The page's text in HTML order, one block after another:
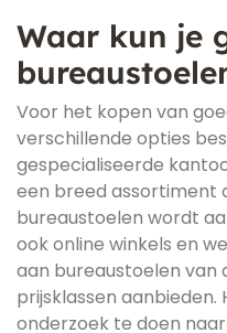
Waar kun je
Voor het kopen van
verschillende opties
gespecialiseerde
een breed assortiment
bureaustoelen wordt
ook online winkels en
aan bureaustoelen van
prijsklassen
onderzoek te doen